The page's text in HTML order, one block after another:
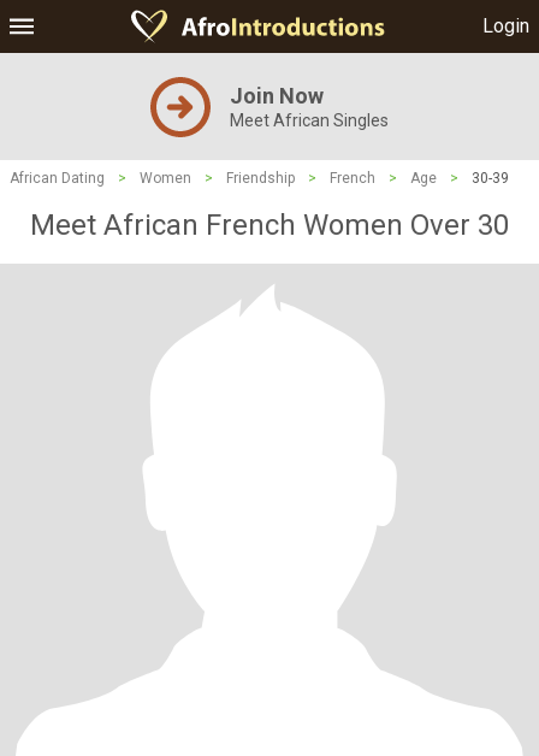
Login
Join Now
Meet African Singles
African Dating > Women > Friendship > French > Age > 30-39
Meet African French Women Over 30